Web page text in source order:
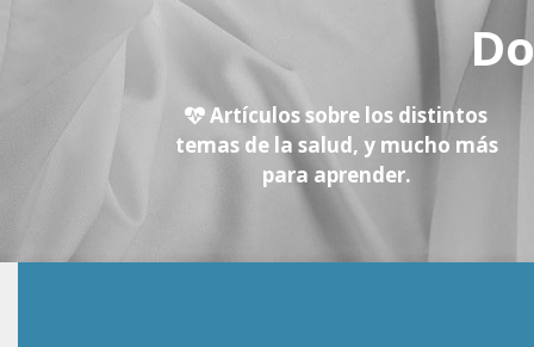
Artículos sobre los distintos
temas de la salud, y mucho más
para aprender.